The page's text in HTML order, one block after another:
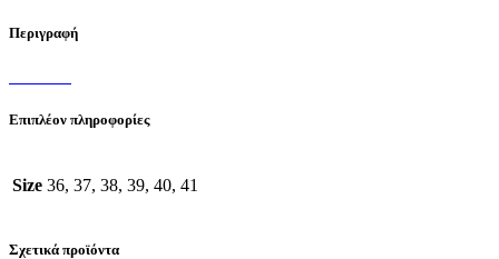
Περιγραφή
Επιπλέον πληροφορίες
Size 36, 37, 38, 39, 40, 41
Σχετικά προϊόντα